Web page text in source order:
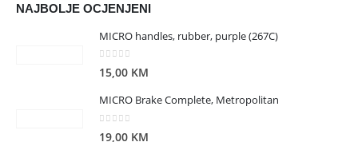
NAJBOLJE OCJENJENI
MICRO handles, rubber, purple (267C)
0 out of 5
15,00 KM
MICRO Brake Complete, Metropolitan
19,00 KM